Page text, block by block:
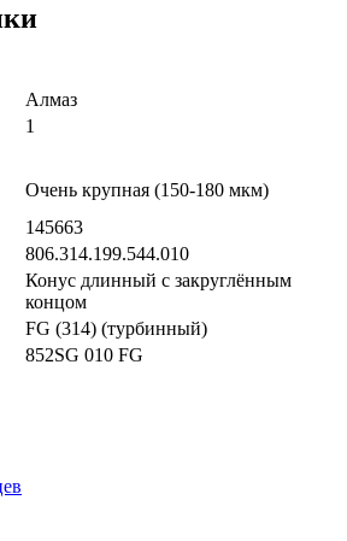
Алмаз
1
Очень крупная (150-180 мкм)
145663
806.314.199.544.010
Конус длинный с закруглённым
концом
FG (314) (турбинный)
852SG 010 FG